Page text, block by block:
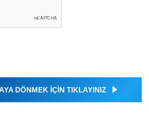
DÖNMEK İÇİN TIKLAYINIZ